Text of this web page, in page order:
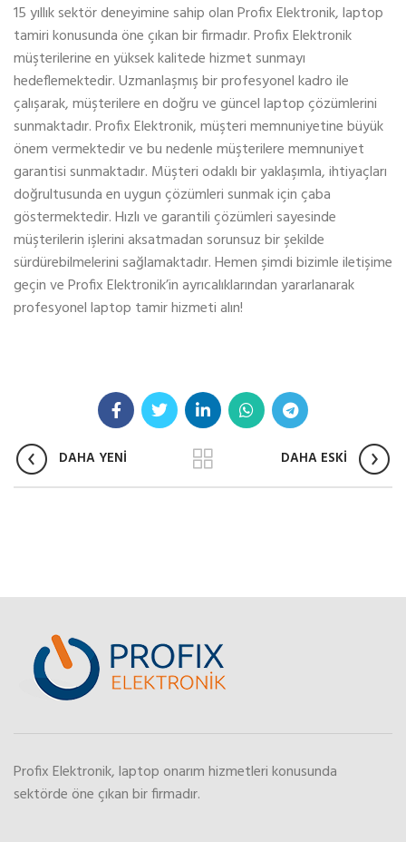
15 yıllık sektör deneyimine sahip olan Profix Elektronik, laptop
tamiri konusunda öne çıkan bir firmadır. Profix Elektronik
müşterilerine en yüksek kalitede hizmet sunmayı
hedeflemektedir. Uzmanlaşmış bir profesyonel kadro ile
çalışarak, müşterilere en doğru ve güncel laptop çözümlerini
sunmaktadır. Profix Elektronik, müşteri memnuniyetine büyük
önem vermektedir ve bu nedenle müşterilere memnuniyet
garantisi sunmaktadır. Müşteri odaklı bir yaklaşımla, ihtiyaçları
doğrultusunda en uygun çözümleri sunmak için çaba
göstermektedir. Hızlı ve garantili çözümleri sayesinde
müşterilerin işlerini aksatmadan sorunsuz bir şekilde
sürdürebilmelerini sağlamaktadır. Hemen şimdi bizimle iletişime
geçin ve Profix Elektronik’in ayrıcalıklarından yararlanarak
profesyonel laptop tamir hizmeti alın!
DAHA YENİ DAHA ESKİ
Profix Elektronik, laptop onarım hizmetleri konusunda
sektörde öne çıkan bir firmadır.